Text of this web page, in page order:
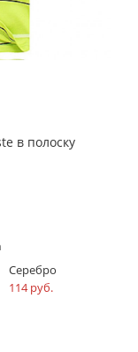
в полоску
Серебро
114 руб.